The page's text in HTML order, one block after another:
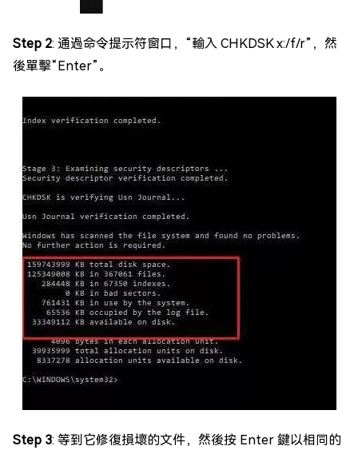
Step 2: 通過命令提示符窗口，“輸入 CHKDSK x:/f/r”，然
後單擊“Enter”。
Step 3: 等到它修復損壞的文件，然後按 Enter 鍵以相同的